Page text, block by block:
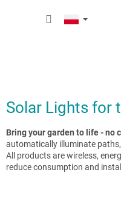
Solar Lights for
Bring your garden to life - no
automatically illuminate
All products are wireless,
reduce consumption and